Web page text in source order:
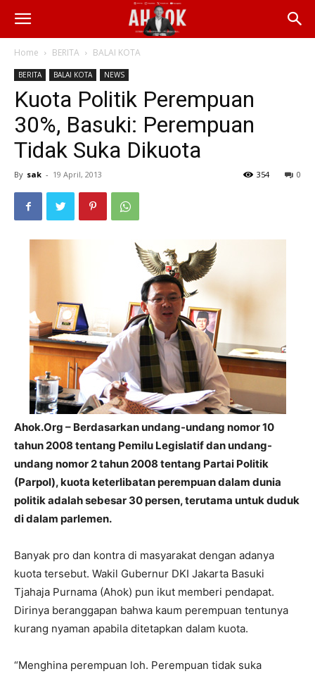
Home BERITA BALAI KOTA
BERITA BALAI KOTA NEWS
Kuota Politik Perempuan
30%, Basuki: Perempuan
Tidak Suka Dikuota
By sak - 19 April, 2013 0
354
Ahok.Org – Berdasarkan undang-undang nomor 10
tahun 2008 tentang Pemilu Legislatif dan undang-
undang nomor 2 tahun 2008 tentang Partai Politik
(Parpol), kuota keterlibatan perempuan dalam dunia
politik adalah sebesar 30 persen, terutama untuk duduk
di dalam parlemen.
Banyak pro dan kontra di masyarakat dengan adanya
kuota tersebut. Wakil Gubernur DKI Jakarta Basuki
Tjahaja Purnama (Ahok) pun ikut memberi pendapat.
Dirinya beranggapan bahwa kaum perempuan tentunya
kurang nyaman apabila ditetapkan dalam kuota.
“Menghina perempuan loh. Perempuan tidak suka